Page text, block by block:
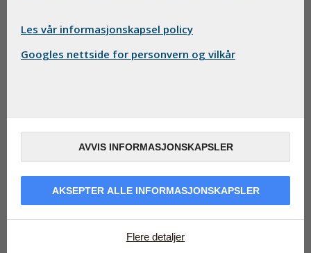
kan måle seg
Et spørsmål som vi ofte får fra kunder er hvorfor vi
bruker soyaolje i Bio-Qinon Q10-kapslene og ikke
olivenolje eller fiskeolje. Svaret på dette spørsmålet er
enkelt: Soyaoljen som brukes i Pharma Nords Q10-
kapsler kan i vitenskapelige studier dokumentere best
opptak av det aktive stoffet koenzym Q10.
Pharma Nord jobber kontinuerlig med
Les vår informasjonskapsel policy
Googles nettside for personvern og vilkår
AVVIS INFORMASJONSKAPSLER
AKSEPTER ALLE INFORMASJONSKAPSLER
Flere detaljer